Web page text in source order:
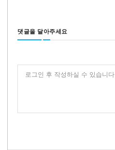
댓글을 달아주세요
로그인 후 작성하실 수 있습니다